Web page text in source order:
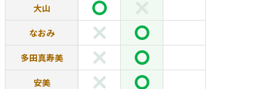
大山
なおみ
多田真寿美
安美